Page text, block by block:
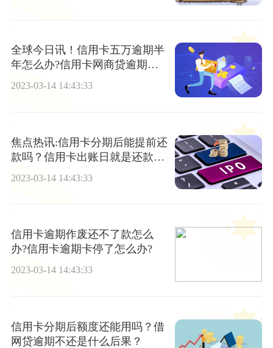
全球今日讯！信用卡五万逾期半
年怎么办?信用卡网商贷逾期要
全款还怎么办?
2023-03-14 14:43:33
焦点热讯:信用卡分期后能提前还
款吗？信用卡出账日就是还款日
2023-03-14 14:43:33
信用卡逾期作废还不了款怎么
办?信用卡逾期卡停了怎么办?
2023-03-14 14:43:33
信用卡分期后额度还能用吗？借
网贷逾期不还是什么后果？